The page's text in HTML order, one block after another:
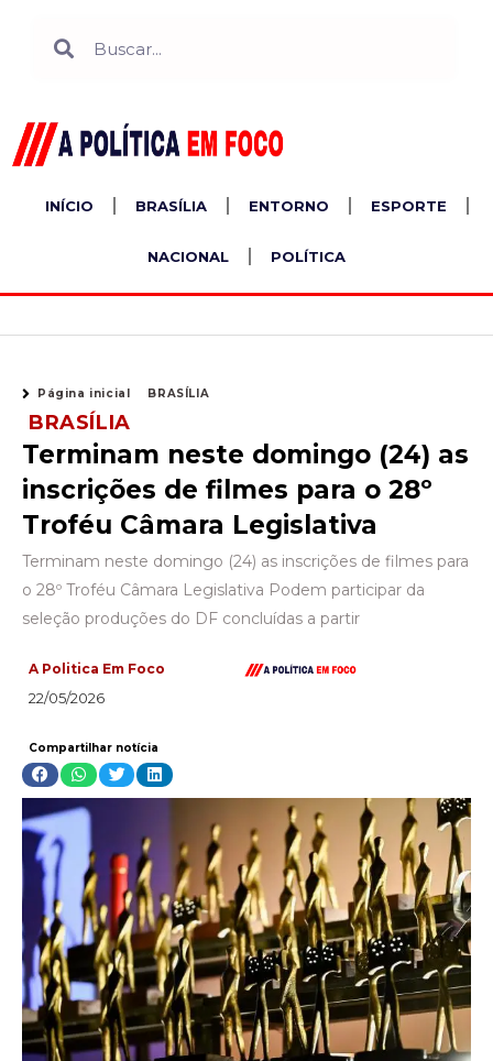
INÍCIO BRASÍLIA ENTORNO ESPORTE
NACIONAL POLÍTICA
Página inicial BRASÍLIA
BRASÍLIA
Terminam neste domingo (24) as
inscrições de filmes para o 28º
Troféu Câmara Legislativa
Terminam neste domingo (24) as inscrições de filmes para
o 28º Troféu Câmara Legislativa Podem participar da
seleção produções do DF concluídas a partir
A Politica Em Foco
22/05/2026
Compartilhar notícia